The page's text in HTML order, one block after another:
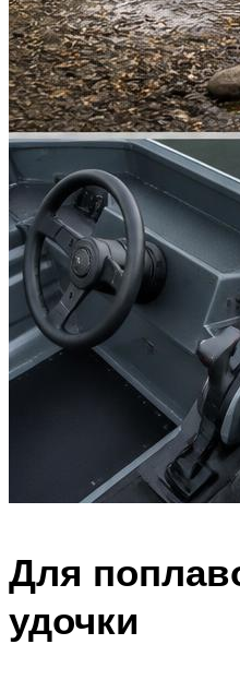
Для
удочки